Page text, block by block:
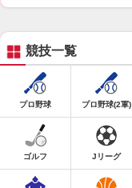
競技一覧
プロ野球 プロ野球(2軍)
ゴルフ Jリーグ